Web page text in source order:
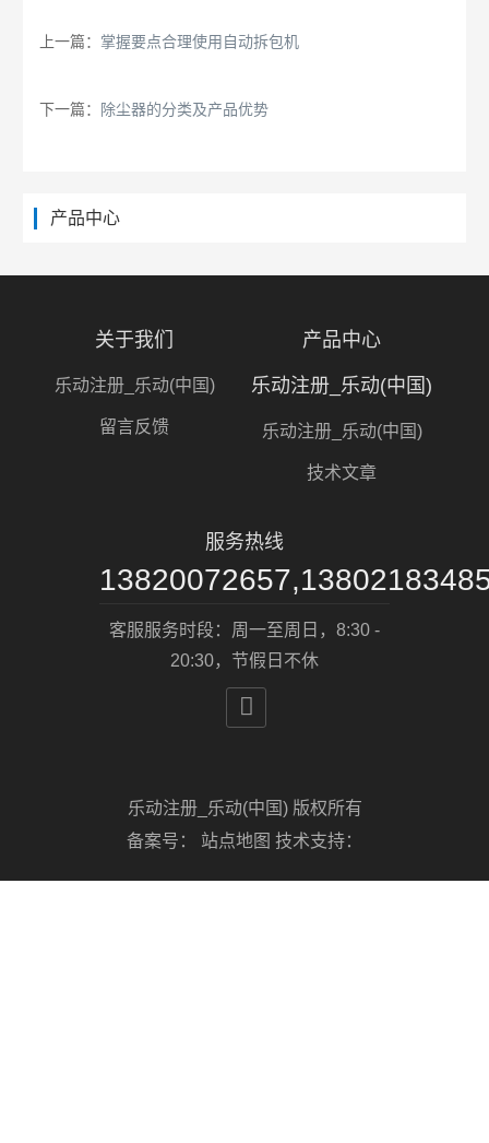
上一篇： 掌握要点合理使用自动拆包机
下一篇： 除尘器的分类及产品优势
产品中心
关于我们
乐动注册_乐动(中国)
留言反馈
产品中心
乐动注册_乐动(中国)
乐动注册_乐动(中国)
技术文章
服务热线
客服服务时段：周一至周日，8:30 -
20:30，节假日不休

乐动注册_乐动(中国) 版权所有
备案号： 站点地图 技术支持：